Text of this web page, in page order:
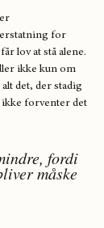
for
lov at stå alene.
ikke kun om
det, der stadig
forventer det
fordi
måske